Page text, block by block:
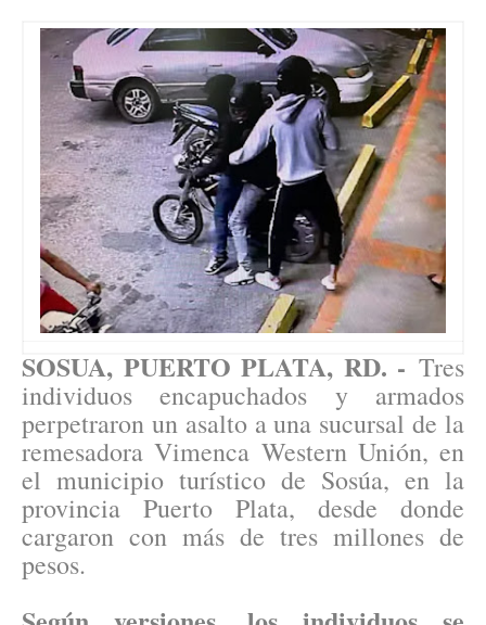
SOSUA, PUERTO PLATA, RD. - Tres
individuos encapuchados y armados
perpetraron un asalto a una sucursal de la
remesadora Vimenca Western Unión, en
el municipio turístico de Sosúa, en la
provincia Puerto Plata, desde donde
cargaron con más de tres millones de
pesos.